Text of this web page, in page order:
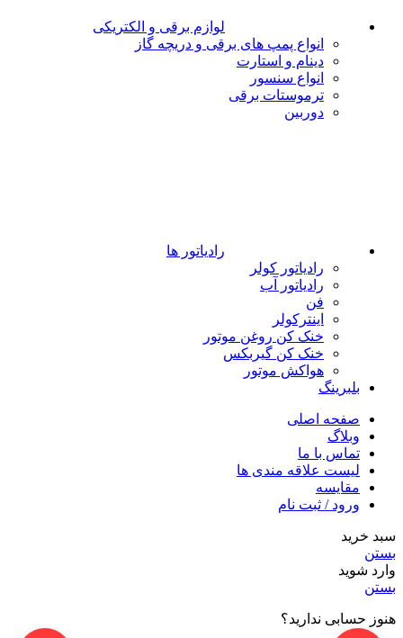
لوازم برقی و الکتریکی
انواع پمپ های برقی و دریچه گاز
دینام و استارت
انواع سنسور
ترموستات برقی
دوربین
رادیاتور ها
رادیاتور کولر
رادیاتور آب
فن
اینترکولر
خنک کن روغن موتور
خنک کن گیربکس
هواکش موتور
بلبرینگ
صفحه اصلی
وبلاگ
تماس با ما
لیست علاقه مندی ها
مقایسه
ورود / ثبت نام
سبد خرید
بستن
وارد شوید
بستن
هنوز حسابی ندارید؟